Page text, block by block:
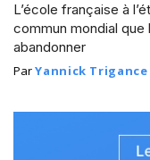
L’école française à
commun mondial que
abandonner
ParYannick Trigance